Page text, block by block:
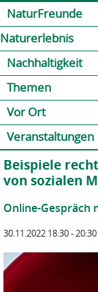
NaturFreunde
Naturerlebnis
Nachhaltigkeit
Themen
Vor Ort
Veranstaltungen
Beispiele
von sozialen
Online-Gespräch
30.11.2022 18:30 -